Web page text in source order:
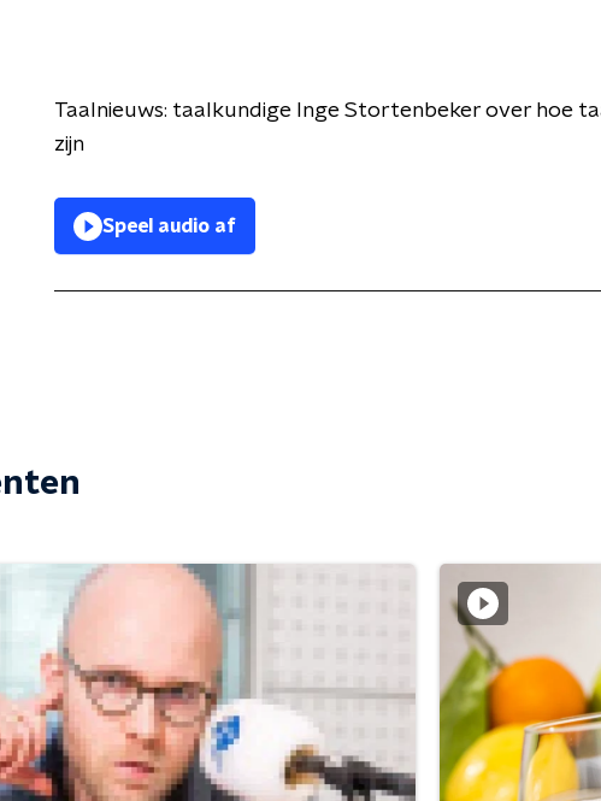
Taalnieuws: taalkundige Inge Stortenbeker over hoe
zijn
Speel audio af